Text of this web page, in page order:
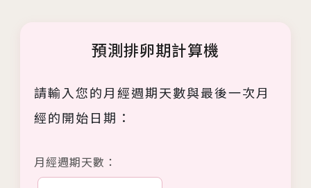
預測排卵期計算機
請輸入您的月經週期天數與最後一次月
經的開始日期：
月經週期天數：